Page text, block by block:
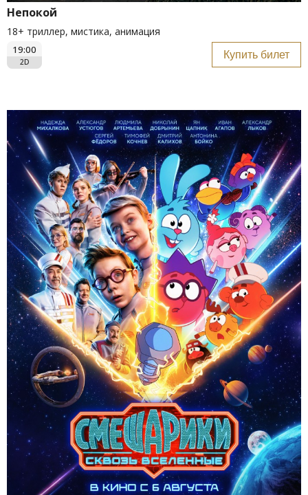
Непокой
18+ триллер, мистика, анимация
19:00
2D
Купить билет